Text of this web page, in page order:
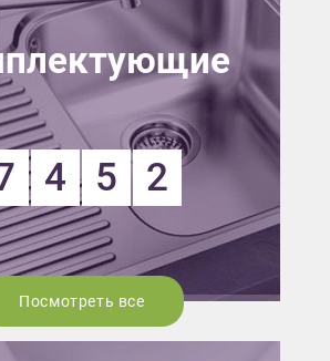
4 5 2
Посмотреть все